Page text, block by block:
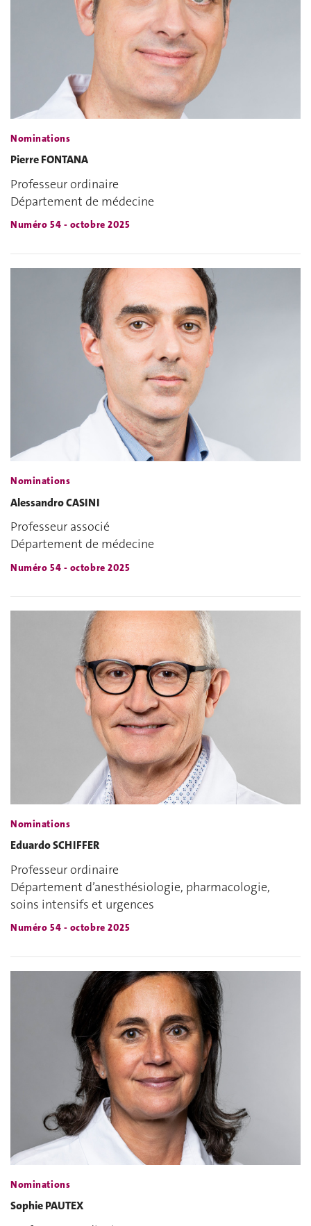
Nominations
Pierre FONTANA
Professeur ordinaire
Département de médecine
Numéro 54 - octobre 2025
Nominations
Alessandro CASINI
Professeur associé
Département de médecine
Numéro 54 - octobre 2025
Nominations
Eduardo SCHIFFER
Professeur ordinaire
Département d’anesthésiologie, pharmacologie,
soins intensifs et urgences
Numéro 54 - octobre 2025
Nominations
Sophie PAUTEX